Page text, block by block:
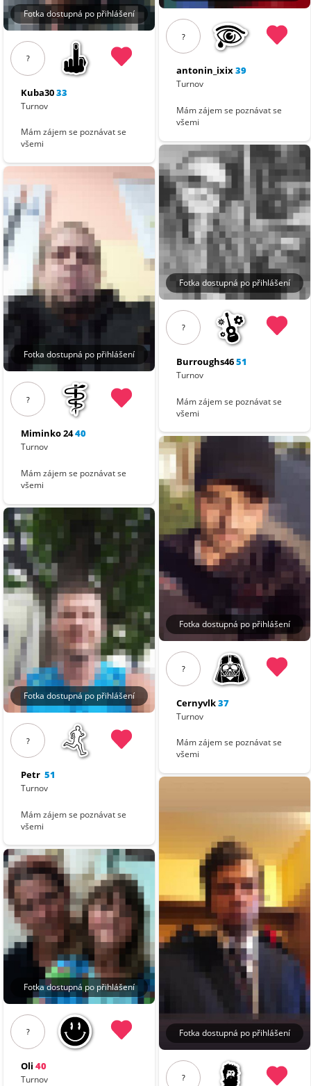
Fotka dostupná po přihlášení
?
Kuba3033
Turnov
Mám zájem se poznávat se
všemi
Fotka dostupná po přihlášení
?
Miminko 2440
Turnov
Mám zájem se poznávat se
všemi
Fotka dostupná po přihlášení
?
Petr 51
Turnov
Mám zájem se poznávat se
všemi
Fotka dostupná po přihlášení
?
Oli 40
Turnov
?
antonin_ixix39
Turnov
Mám zájem se poznávat se
všemi
Fotka dostupná po přihlášení
?
Burroughs4651
Turnov
Mám zájem se poznávat se
všemi
Fotka dostupná po přihlášení
?
Cernyvlk37
Turnov
Mám zájem se poznávat se
všemi
Fotka dostupná po přihlášení
?